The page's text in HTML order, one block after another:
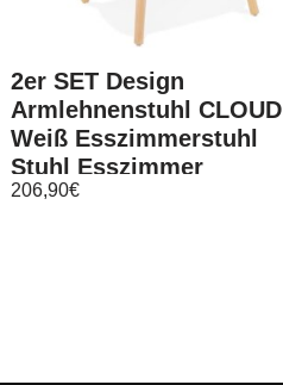
2er SET Design
Armlehnenstuhl CLOUD
Weiß Esszimmerstuhl
Stuhl Esszimmer
206,90€